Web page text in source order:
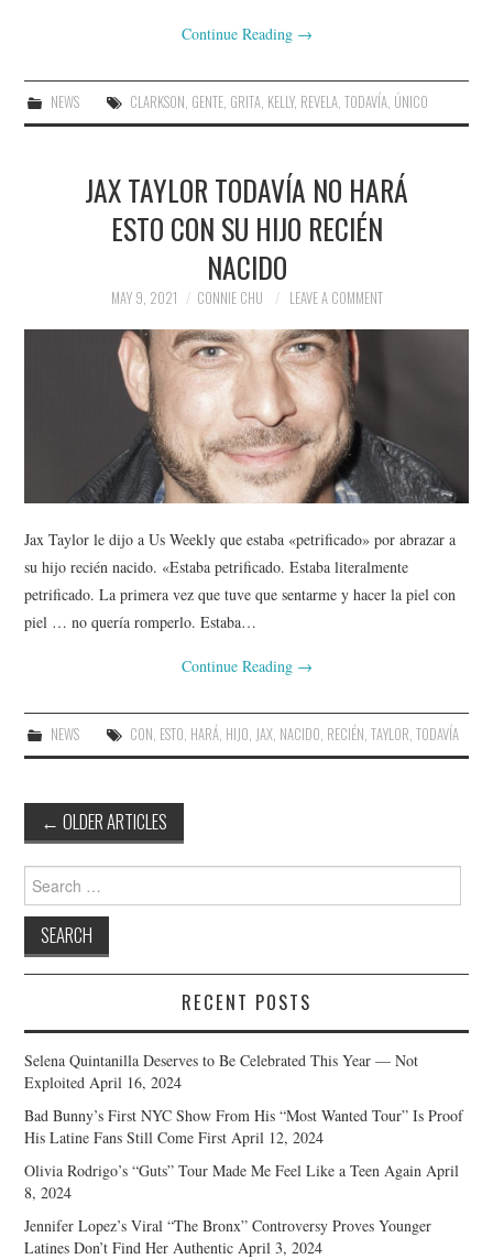
Continue Reading →
NEWS CLARKSON, GENTE, GRITA, KELLY, REVELA, TODAVÍA, ÚNICO
JAX TAYLOR TODAVÍA NO HARÁ
ESTO CON SU HIJO RECIÉN
NACIDO
MAY 9, 2021 CONNIE CHU LEAVE A COMMENT
Jax Taylor le dijo a Us Weekly que estaba «petrificado» por abrazar a
su hijo recién nacido. «Estaba petrificado. Estaba literalmente
petrificado. La primera vez que tuve que sentarme y hacer la piel con
piel … no quería romperlo. Estaba…
Continue Reading →
NEWS CON, ESTO, HARÁ, HIJO, JAX, NACIDO, RECIÉN, TAYLOR, TODAVÍA
Post
navigation
← OLDER ARTICLES
Search
for:
RECENT POSTS
Selena Quintanilla Deserves to Be Celebrated This Year — Not
Exploited April 16, 2024
Bad Bunny’s First NYC Show From His “Most Wanted Tour” Is Proof
His Latine Fans Still Come First April 12, 2024
Olivia Rodrigo’s “Guts” Tour Made Me Feel Like a Teen Again April
8, 2024
Jennifer Lopez’s Viral “The Bronx” Controversy Proves Younger
Latines Don’t Find Her Authentic April 3, 2024